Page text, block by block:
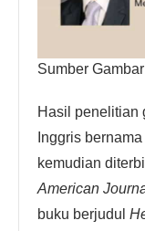
Sumber
Hasil penelitian
Inggris bernama
kemudian
American
buku berjudul